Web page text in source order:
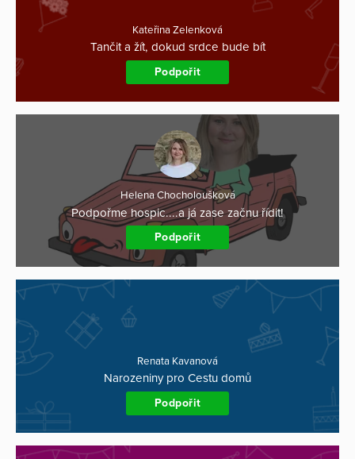
Kateřina Zelenková
Tančit a žít, dokud srdce bude bít
Podpořit
Helena Chocholoušková
Podpořme hospic....a já zase začnu řídit!
Podpořit
Renata Kavanová
Narozeniny pro Cestu domů
Podpořit